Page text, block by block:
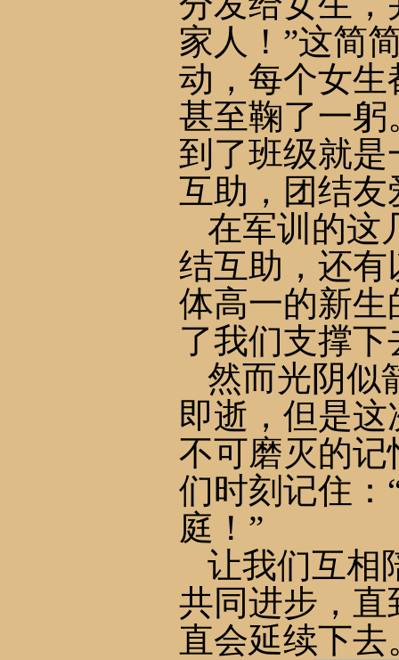
家人！”这简
动，每个女
甚至鞠了一
到了班级就
互助，团结友
在军训的这
结互助，还
体高一的新
了我们支撑
然而光阴似
即逝，但是
不可磨灭的
们时刻记住：
庭！”
让我们互相
共同进步，
直会延续下